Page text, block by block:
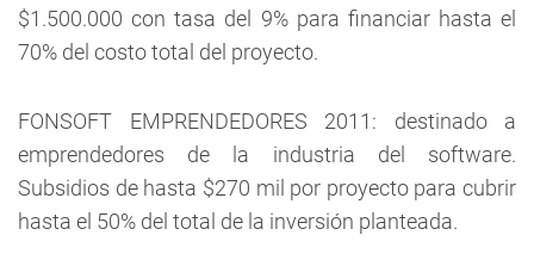
$1.500.000 con tasa del 9% para financiar hasta el
70% del costo total del proyecto.
FONSOFT EMPRENDEDORES 2011 : destinado a
emprendedores de la industria del software.
Subsidios de hasta $270 mil por proyecto para cubrir
hasta el 50% del total de la inversión planteada.